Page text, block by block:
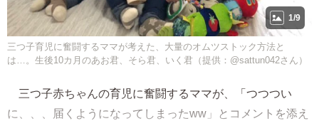
1/9
三つ子育児に奮闘するママが考えた、大量のオムツストック方法と
は…。生後10カ月のあお君、そら君、いく君（提供：@sattun042さん）
三つ子赤ちゃんの育児に奮闘するママが、「つつつい
に、、、届くようになってしまったww」とコメントを添え